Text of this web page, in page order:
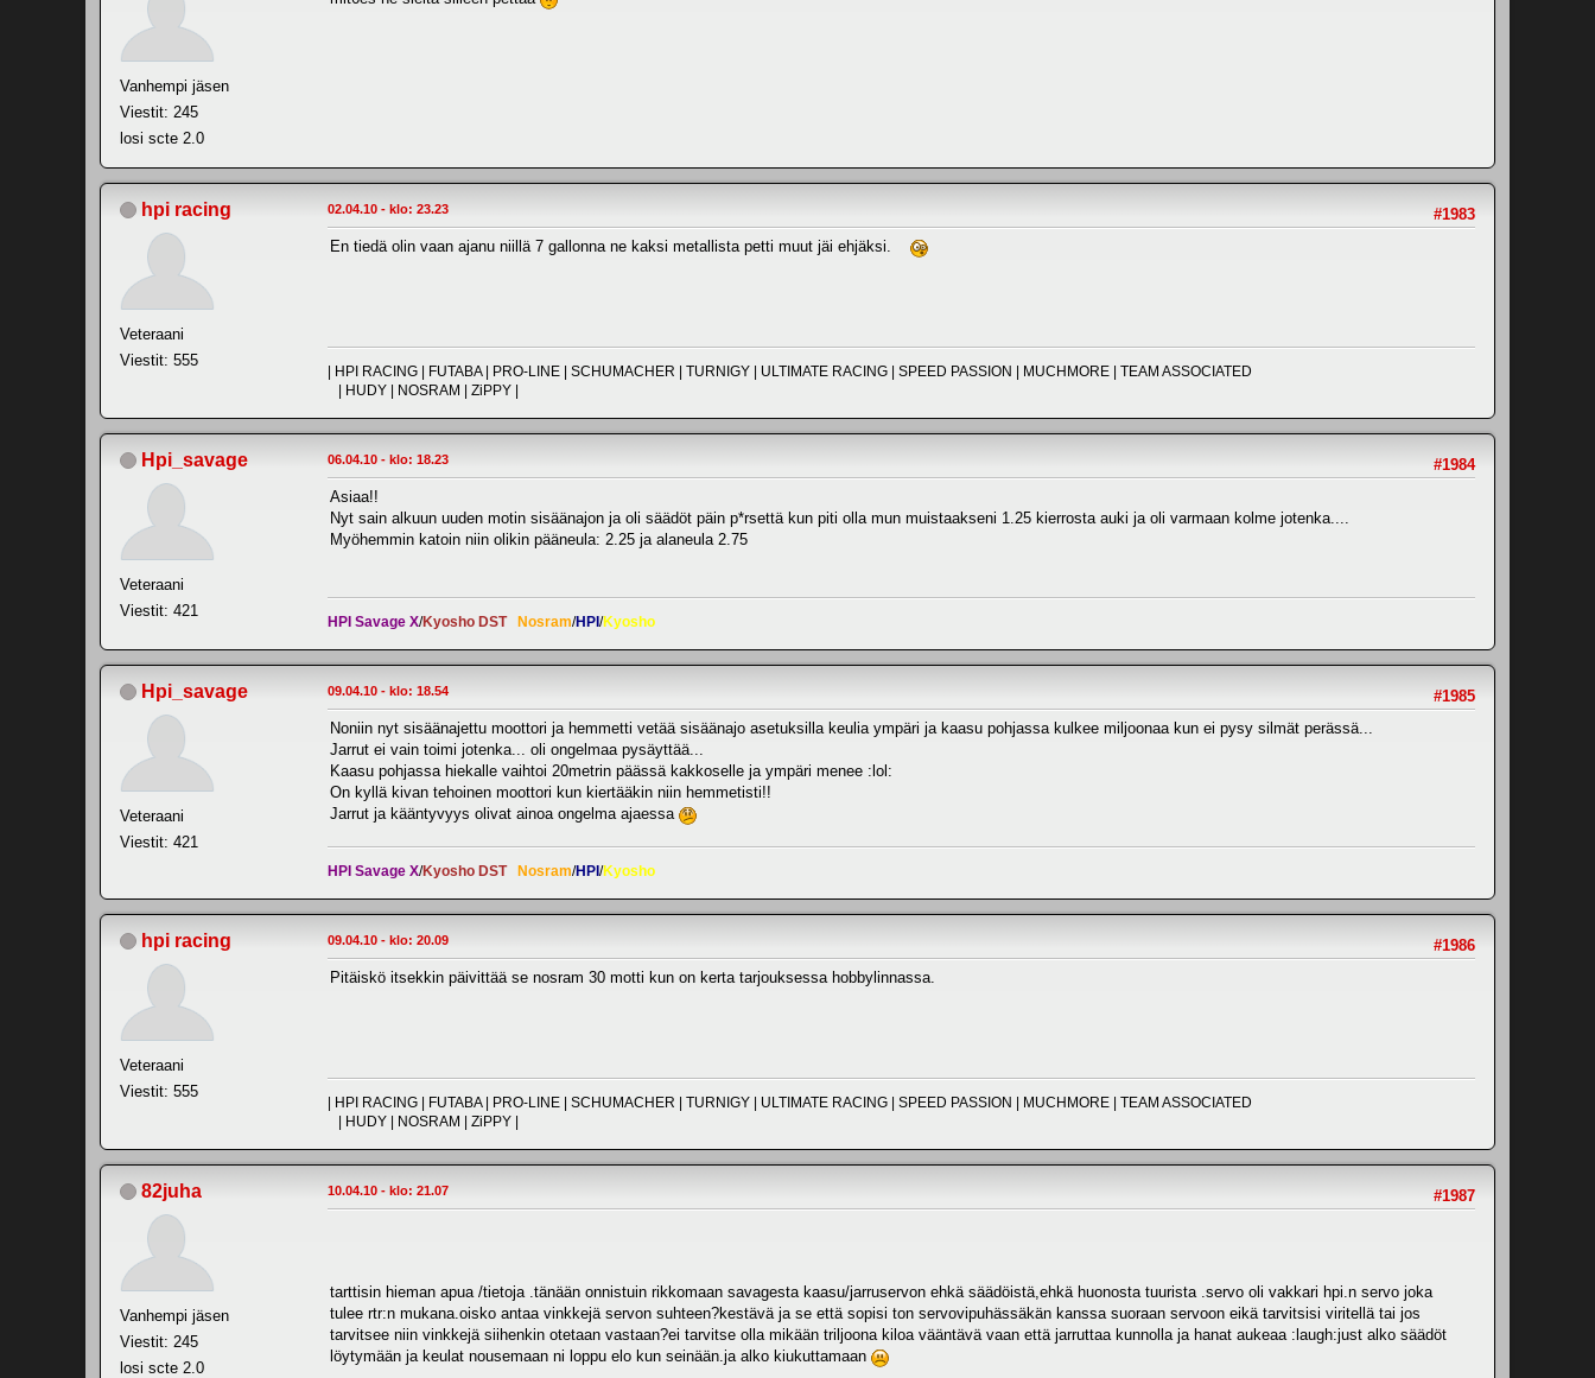
Vanhempi jäsen
Viestit: 245
losi scte 2.0
hpi racing
Veteraani
Viestit: 555
#1983
02.04.10 - klo: 23.23
En tiedä olin vaan ajanu niillä 7 gallonna ne kaksi metallista petti muut jäi ehjäksi.
| HPI RACING | FUTABA | PRO-LINE | SCHUMACHER | TURNIGY | ULTIMATE RACING | SPEED PASSION | MUCHMORE | TEAM ASSOCIATED
| HUDY | NOSRAM | ZiPPY |
Hpi_savage
Veteraani
Viestit: 421
#1984
06.04.10 - klo: 18.23
Asiaa!!
Nyt sain alkuun uuden motin sisäänajon ja oli säädöt päin p*rsettä kun piti olla mun muistaakseni 1.25 kierrosta auki ja oli varmaan kolme jotenka....
Myöhemmin katoin niin olikin pääneula: 2.25 ja alaneula 2.75
HPI Savage X/Kyosho DST Nosram/HPI/Kyosho
Hpi_savage
Veteraani
Viestit: 421
#1985
09.04.10 - klo: 18.54
Noniin nyt sisäänajettu moottori ja hemmetti vetää sisäänajo asetuksilla keulia ympäri ja kaasu pohjassa kulkee miljoonaa kun ei pysy silmät perässä...
Jarrut ei vain toimi jotenka... oli ongelmaa pysäyttää...
Kaasu pohjassa hiekalle vaihtoi 20metrin päässä kakkoselle ja ympäri menee :lol:
On kyllä kivan tehoinen moottori kun kiertääkin niin hemmetisti!!
Jarrut ja kääntyvyys olivat ainoa ongelma ajaessa
HPI Savage X/Kyosho DST Nosram/HPI/Kyosho
hpi racing
Veteraani
Viestit: 555
#1986
09.04.10 - klo: 20.09
Pitäiskö itsekkin päivittää se nosram 30 motti kun on kerta tarjouksessa hobbylinnassa.
| HPI RACING | FUTABA | PRO-LINE | SCHUMACHER | TURNIGY | ULTIMATE RACING | SPEED PASSION | MUCHMORE | TEAM ASSOCIATED
| HUDY | NOSRAM | ZiPPY |
82juha
Vanhempi jäsen
Viestit: 245
losi scte 2.0
#1987
10.04.10 - klo: 21.07
tarttisin hieman apua /tietoja .tänään onnistuin rikkomaan savagesta kaasu/jarruservon ehkä säädöistä,ehkä huonosta tuurista .servo oli vakkari hpi.n servo joka
tulee rtr:n mukana.oisko antaa vinkkejä servon suhteen?kestävä ja se että sopisi ton servovipuhässäkän kanssa suoraan servoon eikä tarvitsisi viritellä tai jos
tarvitsee niin vinkkejä siihenkin otetaan vastaan?ei tarvitse olla mikään triljoona kiloa vääntävä vaan että jarruttaa kunnolla ja hanat aukeaa :laugh:just alko säädöt
löytymään ja keulat nousemaan ni loppu elo kun seinään.ja alko kiukuttamaan